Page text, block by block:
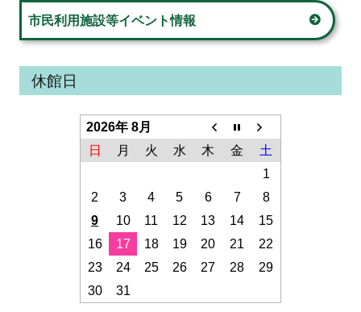
市民利用施設等イベント情報
休館日
2026年 8月
日
月 火 水 木 金
土
1
2
3 4 5 6 7
8
9
10 11 12 13 14
15
16
17 18 19 20 21
22
23
24 25 26 27 28
29
30
31